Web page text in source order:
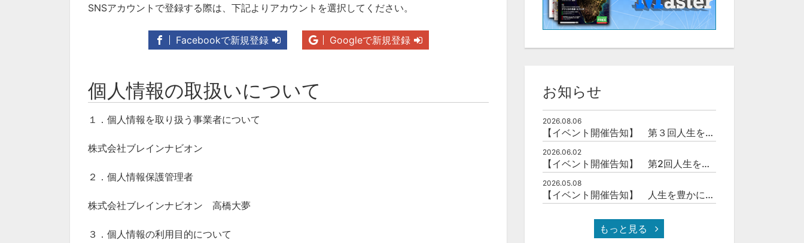
SNSアカウントで登録する際は、下記よりアカウントを選択してください。
Facebookで新規登録 Googleで新規登録
個人情報の取扱いについて
１．個人情報を取り扱う事業者について
株式会社ブレインナビオン
２．個人情報保護管理者
株式会社ブレインナビオン 高橋大夢
３．個人情報の利用目的について
お知らせ
2026.08.06
【イベント開催告知】 第３回人生を豊かにする「本の力」を学ぶ会
2026.06.02
【イベント開催告知】 第2回人生を豊かにする「本の力」を学ぶ会
2026.05.08
【イベント開催告知】 人生を豊かにする「本の力」を学ぶ会
もっと見る